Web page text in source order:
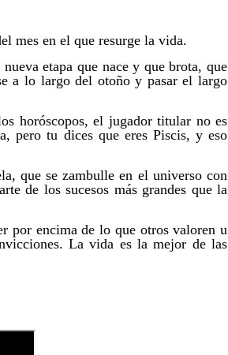
mes en el que resurge la vida.
etapa que nace y que brota, que
a lo largo del otoño y pasar el largo
horóscopos, el jugador titular no es
pero tu dices que eres Piscis, y eso
que se zambulle en el universo con
de los sucesos más grandes que la
por encima de lo que otros valoren u
La vida es la mejor de las